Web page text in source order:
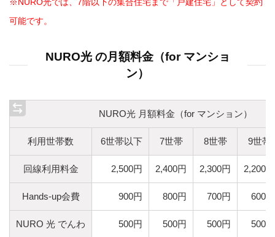
※NURO光では、7階以下の集合住宅まで「戸建住宅」として契約
可能です。
NURO光 の月額料金（for マンショ
ン）
NURO光 月額料金（for マンション）
利用世帯数 6世帯以下 7世帯 8世帯 9世帯
回線利用料金 2,500円 2,400円 2,300円 2,200円
Hands-up会費 900円 800円 700円 600円
NURO 光 でんわ 500円 500円 500円 500円